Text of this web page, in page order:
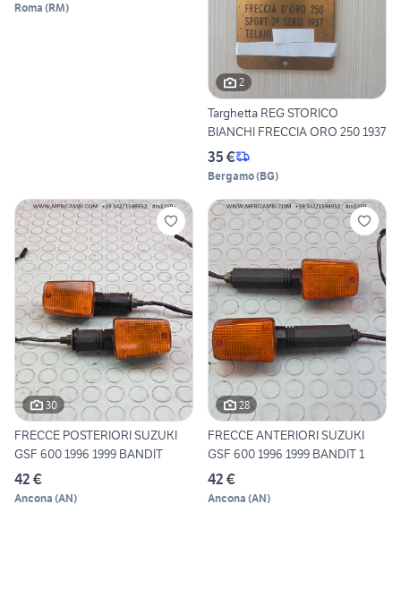
Roma (RM)
2
Targhetta REG STORICO
BIANCHI FRECCIA ORO 250 1937
35 €
Bergamo(BG)
30
FRECCE POSTERIORI SUZUKI
GSF 600 1996 1999 BANDIT
42 €
Ancona (AN)
28
FRECCE ANTERIORI SUZUKI
GSF 600 1996 1999 BANDIT 1
42 €
Ancona (AN)